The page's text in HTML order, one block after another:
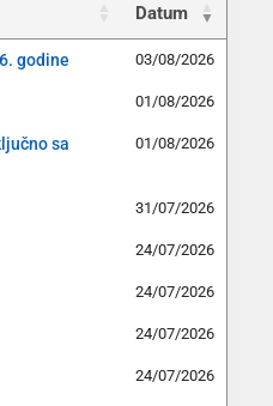
Datum
godine 03/08/2026
01/08/2026
sa
01/08/2026
31/07/2026
24/07/2026
24/07/2026
24/07/2026
24/07/2026